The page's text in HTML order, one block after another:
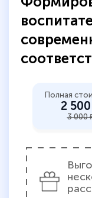
количество
пособий и
аттестации,
Полная
2
3 000